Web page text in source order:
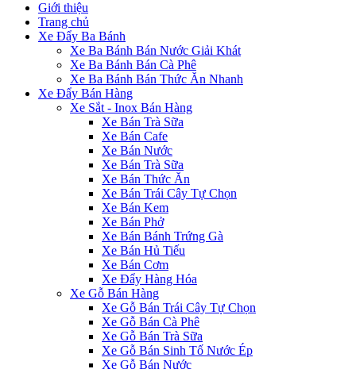
Giới thiệu
Trang chủ
Xe Đẩy Ba Bánh
Xe Ba Bánh Bán Nước Giải Khát
Xe Ba Bánh Bán Cà Phê
Xe Ba Bánh Bán Thức Ăn Nhanh
Xe Đẩy Bán Hàng
Xe Sắt - Inox Bán Hàng
Xe Bán Trà Sữa
Xe Bán Cafe
Xe Bán Nước
Xe Bán Trà Sữa
Xe Bán Thức Ăn
Xe Bán Trái Cây Tự Chọn
Xe Bán Kem
Xe Bán Phở
Xe Bán Bánh Trứng Gà
Xe Bán Hủ Tiếu
Xe Bán Cơm
Xe Đẩy Hàng Hóa
Xe Gỗ Bán Hàng
Xe Gỗ Bán Trái Cây Tự Chọn
Xe Gỗ Bán Cà Phê
Xe Gỗ Bán Trà Sữa
Xe Gỗ Bán Sinh Tố Nước Ép
Xe Gỗ Bán Nước